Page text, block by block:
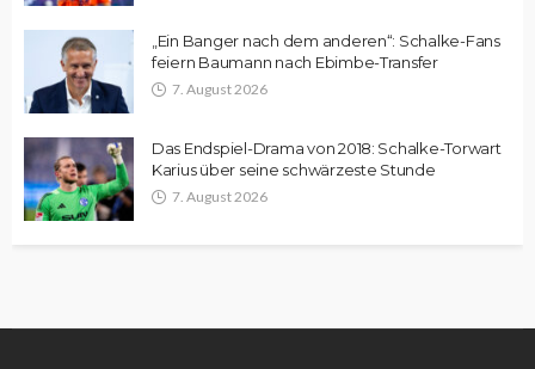
„Ein Banger nach dem anderen“: Schalke-Fans
feiern Baumann nach Ebimbe-Transfer
7. August 2026
Das Endspiel-Drama von 2018: Schalke-Torwart
Karius über seine schwärzeste Stunde
7. August 2026